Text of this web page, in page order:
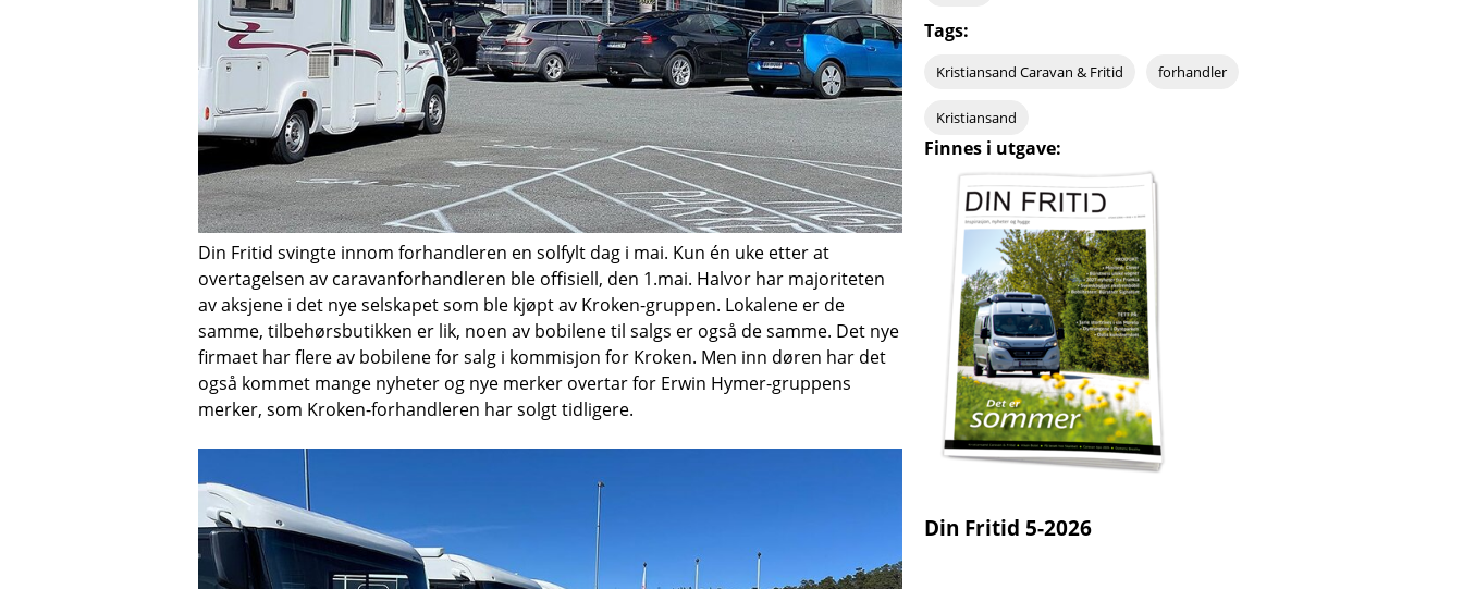
Din Fritid svingte innom forhandleren en solfylt dag i mai. Kun én uke etter at
overtagelsen av caravanforhandleren ble offisiell, den 1.mai. Halvor har majoriteten
av aksjene i det nye selskapet som ble kjøpt av Kroken-gruppen. Lokalene er de
samme, tilbehørsbutikken er lik, noen av bobilene til salgs er også de samme. Det nye
firmaet har flere av bobilene for salg i kommisjon for Kroken. Men inn døren har det
også kommet mange nyheter og nye merker overtar for Erwin Hymer-gruppens
merker, som Kroken-forhandleren har solgt tidligere.
Tags:
Kristiansand Caravan & Fritid forhandler
Kristiansand
Finnes i utgave:
Din Fritid 5-2026